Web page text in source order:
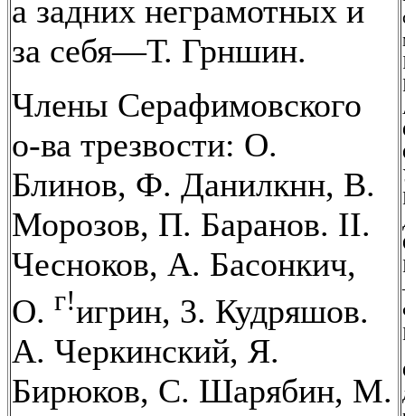
а задних неграмотных и
за себя—Т. Грншин.
Члены Серафимовского
о-ва трезвости: О.
Блинов, Ф. Данилкнн, В.
Морозов, П. Баранов. II.
Чесноков, А. Басонкич,
О. г!игрин, 3. Кудряшов.
А. Черкинский, Я.
Бирюков, С. Шарябин, М.